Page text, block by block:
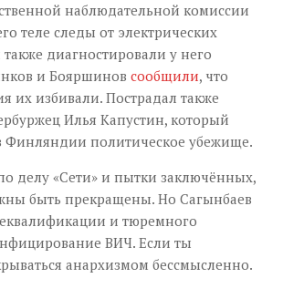
наблюдательной комиссии
теле следы от электрических
диагностировали у него
и Бояршинов сообщили, что
их избивали. Пострадал также
Илья Капустин, который
Финляндии политическое убежище.
делу «Сети» и пытки заключённых,
быть прекращены. Но Сагынбаев
и тюремного
ВИЧ. Если ты
анархизмом бессмысленно.